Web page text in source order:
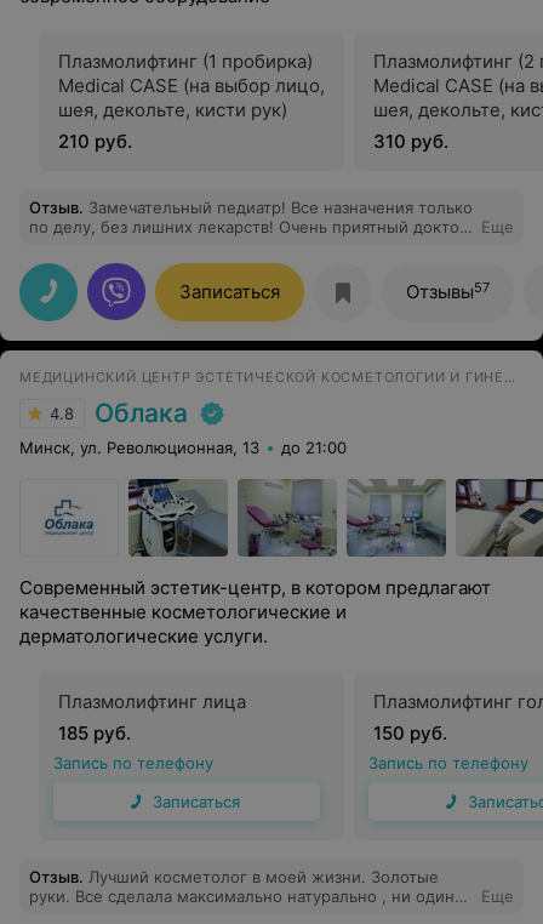
Плазмолифтинг (1 пробирка)
Medical CASE (на выбор лицо,
шея, декольте, кисти рук)
210 руб.
Плазмолифтинг (2
Medical CASE (на
шея, декольте,
310 руб.
Отзыв. Замечательный педиатр! Все назначения только
по делу, без лишних лекарств! Очень приятный доктор
Еще
Записаться Отзывы57
МЕДИЦИНСКИЙ ЦЕНТР ЭСТЕТИЧЕСКОЙ КОСМЕТОЛОГИИ И ГИНЕКОЛОГИИ
4.8 Облака
Минск, ул. Революционная, 13 до 21:00
Современный эстетик-центр, в котором предлагают
качественные косметологические и
дерматологические услуги.
Плазмолифтинг лица
185 руб.
Запись по телефону
Записаться
Плазмолифтинг
150 руб.
Запись по телефону
Отзыв. Лучший косметолог в моей жизни. Золотые
руки. Все сделала максимально натурально , ни один
Еще